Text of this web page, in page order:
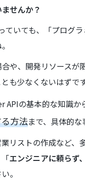
せんか？
ていても、「プログ
や、開発リソース
も少なくないはずで
APIの基本的な知識か
方法まで、具体的
リストの作成など
エンジニアに頼らず
。